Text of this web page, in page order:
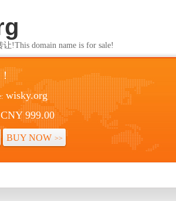
!This domain name is for sale!
wisky.org
CNY 999.00
BUY NOW >>